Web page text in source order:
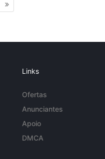
Links
Ofertas
Anunciantes
Apoio
DMCA